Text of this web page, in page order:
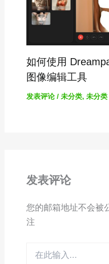
如何使用
图像编辑工具
发表评论 / 未分类, 未分类
发表评论
您的邮箱地址不会被
注